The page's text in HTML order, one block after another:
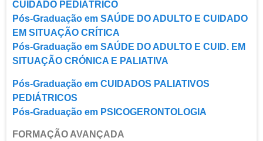
CUIDADO PEDIÁTRICO
Pós-Graduação em SAÚDE DO ADULTO E CUIDADO
EM SITUAÇÃO CRÍTICA
Pós-Graduação em SAÚDE DO ADULTO E CUID. EM
SITUAÇÃO CRÓNICA E PALIATIVA
Pós-Graduação em CUIDADOS PALIATIVOS
PEDIÁTRICOS
Pós-Graduação em PSICOGERONTOLOGIA
FORMAÇÃO AVANÇADA